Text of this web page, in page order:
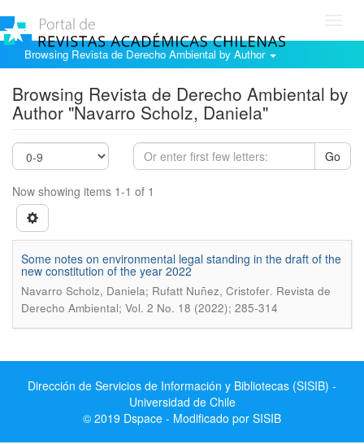
Browsing Revista de Derecho Ambiental by Author
Browsing Revista de Derecho Ambiental by
Author "Navarro Scholz, Daniela"
Go
Now showing items 1-1 of 1
Some notes on environmental legal standing in the draft of the
new constitution of the year 2022
Navarro Scholz, Daniela; Rufatt Nuñez, Cristofer. Revista de
Derecho Ambiental; Vol. 2 No. 18 (2022); 285-314
Dirección de Servicios de Información y Bibliotecas (SISIB) -
Universidad de Chile
© 2019 Dspace - Modificado por SISIB